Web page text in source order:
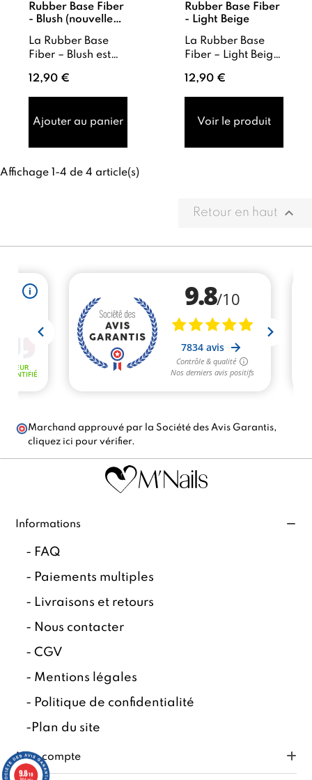
Rubber Base Fiber
- Blush (nouvelle
La Rubber Base
Fiber – Blush est
très flexible , avec
une viscosité fluide
12,90 €
Ajouter au panier
Rubber Base Fiber
- Light Beige
La Rubber Base
Fiber – Light Beige
base Soak Off
extra-flexible ,
texture fluide et ...
12,90 €
Voir le produit
Affichage 1-4 de 4 article(s)
Retour en haut 
Marchand approuvé par la Société des Avis Garantis,
cliquez ici pour vérifier.
Informations
- FAQ
- Paiements multiples
- Livraisons et retours
- Nous contacter
-CGV
- Mentions légales
- Politique de confidentialité
- Plan du site
Mon compte
9.8/10